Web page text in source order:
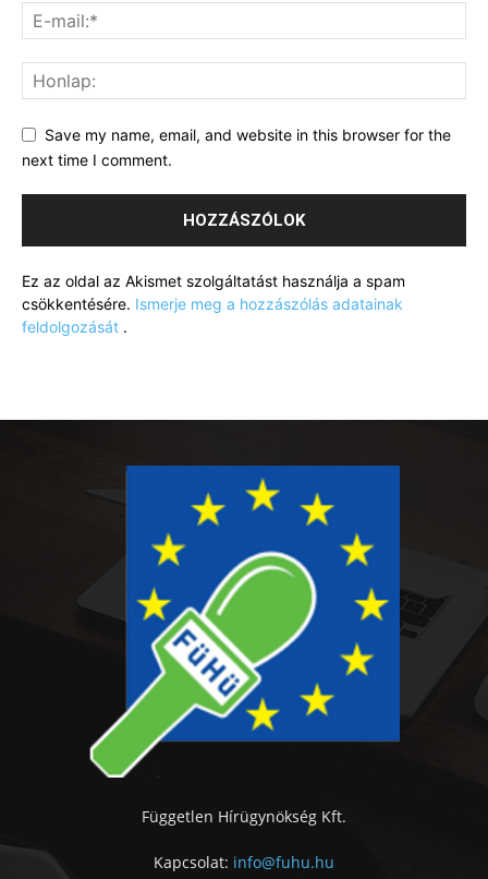
Save my name, email, and website in this browser for the
next time I comment.
Ez az oldal az Akismet szolgáltatást használja a spam
csökkentésére. Ismerje meg a hozzászólás adatainak
feldolgozását .
Független Hírügynökség Kft.
Kapcsolat: info@fuhu.hu